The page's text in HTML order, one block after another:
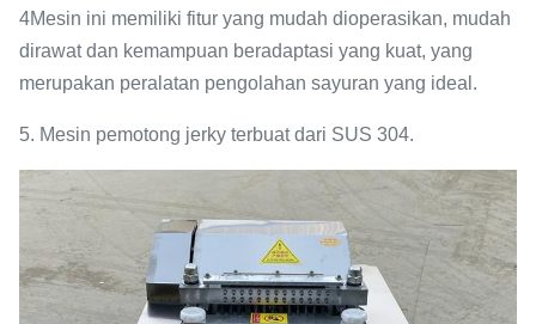
4Mesin ini memiliki fitur yang mudah dioperasikan, mudah
dirawat dan kemampuan beradaptasi yang kuat, yang
merupakan peralatan pengolahan sayuran yang ideal.
5. Mesin pemotong jerky terbuat dari SUS 304.